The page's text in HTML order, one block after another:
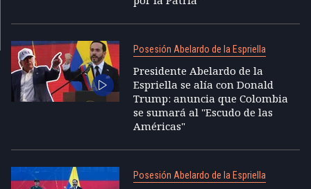
Posesión Abelardo de la Espriella
Presidente Abelardo de la
Espriella se alía con Donald
Trump: anuncia que Colombia
se sumará al "Escudo de las
Américas"
Posesión Abelardo de la Espriella